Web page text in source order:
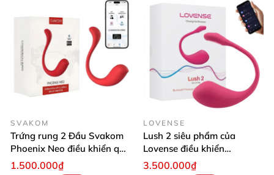
SVAKOM
Trứng rung 2 Đầu Svakom
Phoenix Neo điều khiển qua
app
1.500.000₫
LOVENSE
Lush 2 siêu phẩm của
Lovense điều khiển
Bluetooth không giới hạn
3.500.000₫